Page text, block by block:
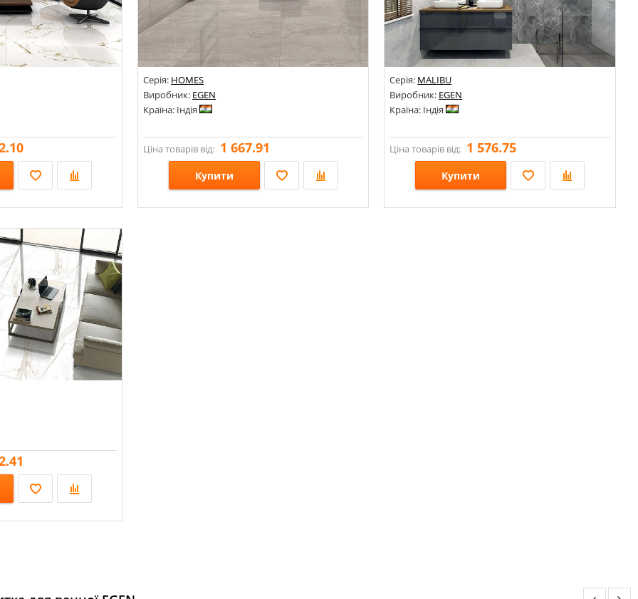
Серія: HOMES
Виробник: EGEN
Країна: Індія
Ціна товарів від: 1 667.91
Купити
Розміри: 600х1200;
Серія: MALIBU
Виробник: EGEN
Країна: Індія
Ціна товарів від: 1 576.75
Купити
Розміри: 600х600;